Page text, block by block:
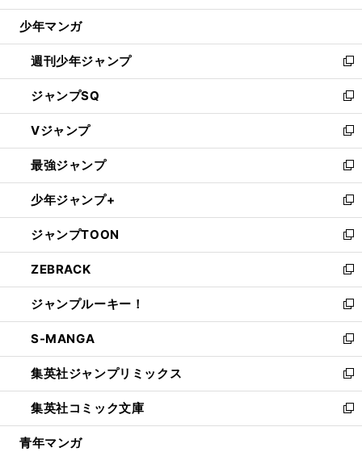
ウ
開
く
少年マンガ
週刊少年ジャンプ
新
し
い
ウ
ィ
ン
ド
ウ
で
開
く
ジャンプSQ
新
し
い
ウ
ィ
ン
ド
ウ
で
開
く
Vジャンプ
新
し
い
ウ
ィ
ン
ド
ウ
で
開
く
最強ジャンプ
新
し
い
ウ
ィ
ン
ド
ウ
で
開
く
少年ジャンプ+
新
し
い
ウ
ィ
ン
ド
ウ
で
開
く
ジャンプTOON
新
し
い
ウ
ィ
ン
ド
ウ
で
開
く
ZEBRACK
新
し
い
ウ
ィ
ン
ド
ウ
で
開
ジャンプルーキー！
新
し
い
ウ
ィ
ン
ド
ウ
S-MANGA
新
し
い
ウ
ィ
ン
集英社ジャンプリミックス
新
し
い
ウ
集英社コミック文庫
新
し
青年マンガ